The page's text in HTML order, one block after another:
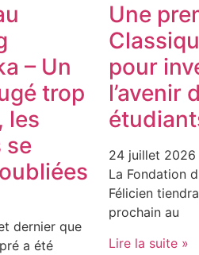
– Un
trop
les
se
dernier que
a été
Une
pour
l’avenir
24 juillet 2026
La Fondation
Félicien
prochain au
Lire la suite »